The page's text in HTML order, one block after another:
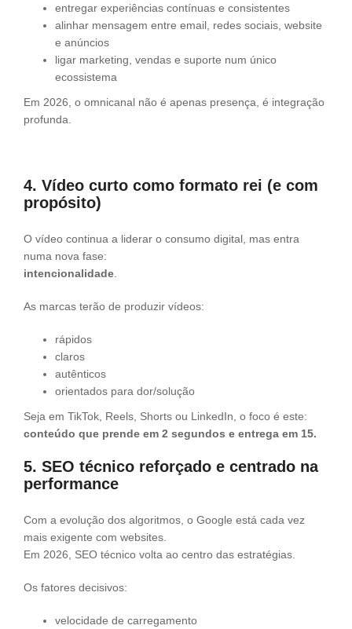
entregar experiências contínuas e consistentes
alinhar mensagem entre email, redes sociais, website
e anúncios
ligar marketing, vendas e suporte num único
ecossistema
Em 2026, o omnicanal não é apenas presença, é integração
profunda.
4. Vídeo curto como formato rei (e com
propósito)
O vídeo continua a liderar o consumo digital, mas entra
numa nova fase:
intencionalidade
As marcas terão de produzir vídeos:
rápidos
claros
autênticos
orientados para dor/solução
Seja em TikTok, Reels, Shorts ou LinkedIn, o foco é este:
conteúdo que prende em 2 segundos e entrega em 15.
5. SEO técnico reforçado e centrado na
performance
Com a evolução dos algoritmos, o Google está cada vez
mais exigente com websites.
Em 2026, SEO técnico volta ao centro das estratégias.
Os fatores decisivos:
velocidade de carregamento